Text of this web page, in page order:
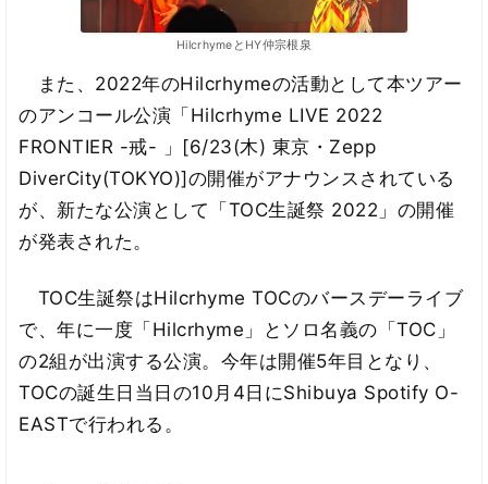
HilcrhymeとHY仲宗根泉
また、2022年のHilcrhymeの活動として本ツアー
のアンコール公演「Hilcrhyme LIVE 2022
FRONTIER -戒- 」[6/23(木) 東京・Zepp
DiverCity(TOKYO)]の開催がアナウンスされている
が、新たな公演として「TOC生誕祭 2022」の開催
が発表された。
TOC生誕祭はHilcrhyme TOCのバースデーライブ
で、年に一度「Hilcrhyme」とソロ名義の「TOC」
の2組が出演する公演。今年は開催5年目となり、
TOCの誕生日当日の10月4日にShibuya Spotify O-
EASTで行われる。